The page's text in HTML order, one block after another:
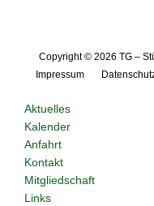
Copyright © 2026 TG –
Impressum
Aktuelles
Kalender
Anfahrt
Kontakt
Mitgliedschaft
Links